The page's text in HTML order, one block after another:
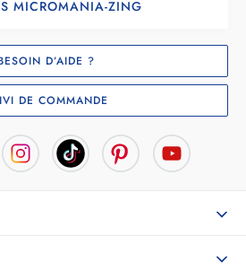
MICROMANIA-ZING
D’AIDE ?
DE COMMANDE